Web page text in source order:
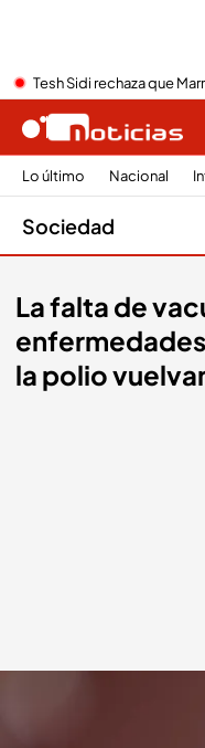
Tesh Sidi rechaza que
Lo último Nacional
Sociedad
La falta de
la polio
La falta de vacunación hace